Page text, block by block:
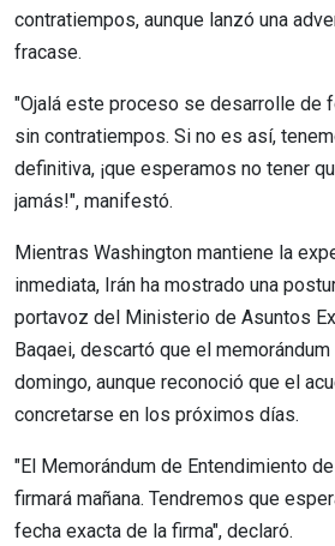
contratiempos, aunque lanzó una
fracase.
"Ojalá este proceso se desarrolle de
sin contratiempos. Si no es así,
definitiva, ¡que esperamos no tener
jamás!", manifestó.
Mientras Washington mantiene la
inmediata, Irán ha mostrado una
portavoz del Ministerio de Asuntos
Baqaei, descartó que el
domingo, aunque reconoció que el
concretarse en los próximos días.
"El Memorándum de Entendimiento
firmará mañana. Tendremos que
fecha exacta de la firma", declaró.